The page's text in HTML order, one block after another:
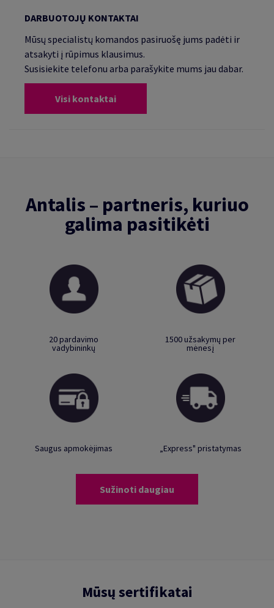
DARBUOTOJŲ KONTAKTAI
Mūsų specialistų komandos pasiruošę jums padėti ir
atsakyti į rūpimus klausimus.
Susisiekite telefonu arba parašykite mums jau dabar.
Visi kontaktai
Antalis – partneris, kuriuo
galima pasitikėti
20 pardavimo
vadybininkų
1500 užsakymų per
mėnesį
Saugus apmokėjimas „Express" pristatymas
Sužinoti daugiau
Mūsų sertifikatai